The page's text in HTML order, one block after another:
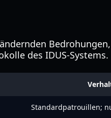
des IDUS-Systems.
Standardpatrouillen;